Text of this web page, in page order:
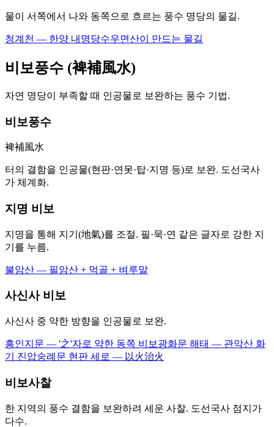
물이 서쪽에서 나와 동쪽으로 흐르는 풍수 명당의 물길.
청계천 — 한양 내명당수우면산이 만드는 물길
비보풍수 (裨補風水)
자연 명당이 부족할 때 인공물로 보완하는 풍수 기법.
비보풍수
裨補風水
터의 결함을 인공물(현판·연못·탑·지명 등)로 보완. 도선국사
가 체계화.
지명 비보
지명을 통해 지기(地氣)를 조절. 필·묵·연 같은 글자로 강한 지
기를 누름.
불암산 — 필암산 + 먹골 + 벼루말
사신사 비보
사신사 중 약한 방향을 인공물로 보완.
흥인지문 — '之'자로 약한 동쪽 비보 광화문 해태 — 관악산 화
기 진압숭례문 현판 세로 — 以火治火
비보사찰
한 지역의 풍수 결함을 보완하려 세운 사찰. 도선국사 점지가
다수.